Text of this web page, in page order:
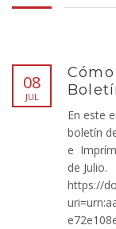
08
JUL
En este
boletín
e
de Julio.
https://